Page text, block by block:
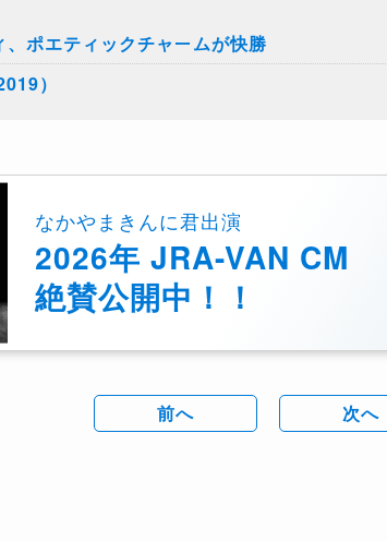
、ポエティックチャームが快勝
）
なかやまきんに君出演
2026年 JRA-VAN CM
絶賛公開中！！
前へ 次へ